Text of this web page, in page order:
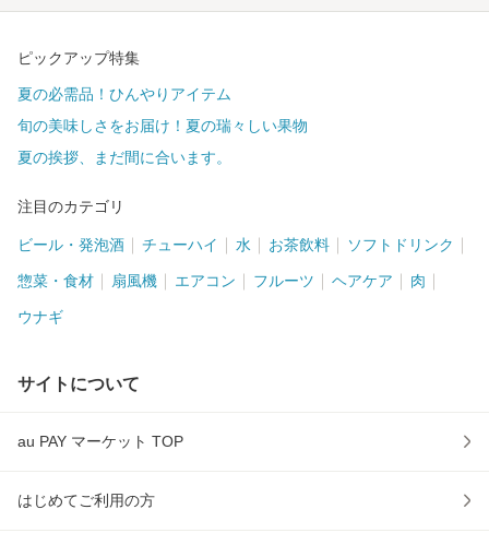
ピックアップ特集
夏の必需品！ひんやりアイテム
旬の美味しさをお届け！夏の瑞々しい果物
夏の挨拶、まだ間に合います。
注目のカテゴリ
ビール・発泡酒 チューハイ 水 お茶飲料 ソフトドリンク
惣菜・食材 扇風機 エアコン フルーツ ヘアケア 肉
ウナギ
サイトについて
au PAY マーケット TOP
はじめてご利用の方